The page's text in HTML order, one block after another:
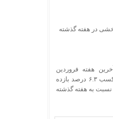
در هفته گذشته
هفته فروردین
۱۴۰۴، به‌طور میانگین با کسب ۶.۳ درصد بازده
۲ برابری نسبت به هفته گذشته